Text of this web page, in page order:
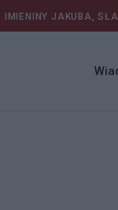
IMIENINY JAKUBA,